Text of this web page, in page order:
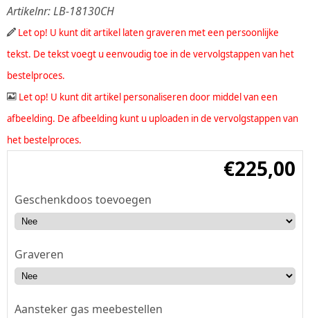
Artikelnr:LB-18130CH
Let op! U kunt dit artikel laten graveren met een persoonlijke
tekst. De tekst voegt u eenvoudig toe in de vervolgstappen van het
bestelproces.
Let op! U kunt dit artikel personaliseren door middel van een
afbeelding. De afbeelding kunt u uploaden in de vervolgstappen van
het bestelproces.
€225,00
Geschenkdoos toevoegen
Graveren
Aansteker gas meebestellen